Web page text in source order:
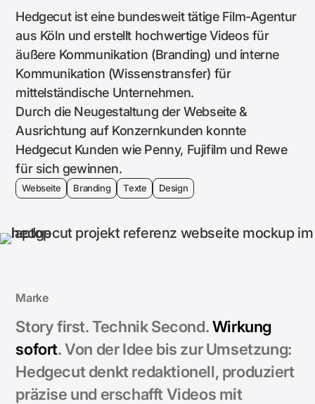
Hedgecut ist eine bundesweit tätige Film-Agentur
aus Köln und erstellt hochwertige Videos für
äußere Kommunikation (Branding) und interne
Kommunikation (Wissenstransfer) für
mittelständische Unternehmen.
Durch die Neugestaltung der Webseite &
Ausrichtung auf Konzernkunden konnte
Hedgecut Kunden wie Penny, Fujifilm und Rewe
für sich gewinnen.
Webseite Branding Texte Design
Marke
Story first. Technik Second.Wirkung
sofort. Von der Idee bis zur Umsetzung:
Hedgecut denkt redaktionell, produziert
präzise und erschafft Videos mit